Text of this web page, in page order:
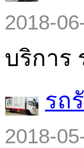
2018-
บริการ
รถ
2018-